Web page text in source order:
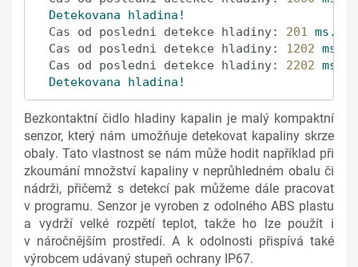
Detekovana
hladina!
Cas od posledni detekce hladiny:
201 ms.
Cas od posledni detekce hladiny:
1202 ms.
Cas od posledni detekce hladiny:
2202 ms.
Detekovana
hladina!
Bezkontaktní čidlo hladiny kapalin je malý kompaktní
senzor, který nám umožňuje detekovat kapaliny skrze
obaly. Tato vlastnost se nám může hodit například při
zkoumání množství kapaliny v neprůhledném obalu či
nádrži, přičemž s detekcí pak můžeme dále pracovat
v programu. Senzor je vyroben z odolného ABS plastu
a vydrží velké rozpětí teplot, takže ho lze použít i
v náročnějším prostředí. A k odolnosti přispívá také
výrobcem udávaný stupeň ochrany IP67.